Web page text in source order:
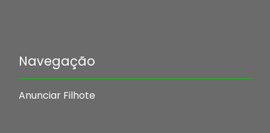
Navegação
Anunciar Filhote